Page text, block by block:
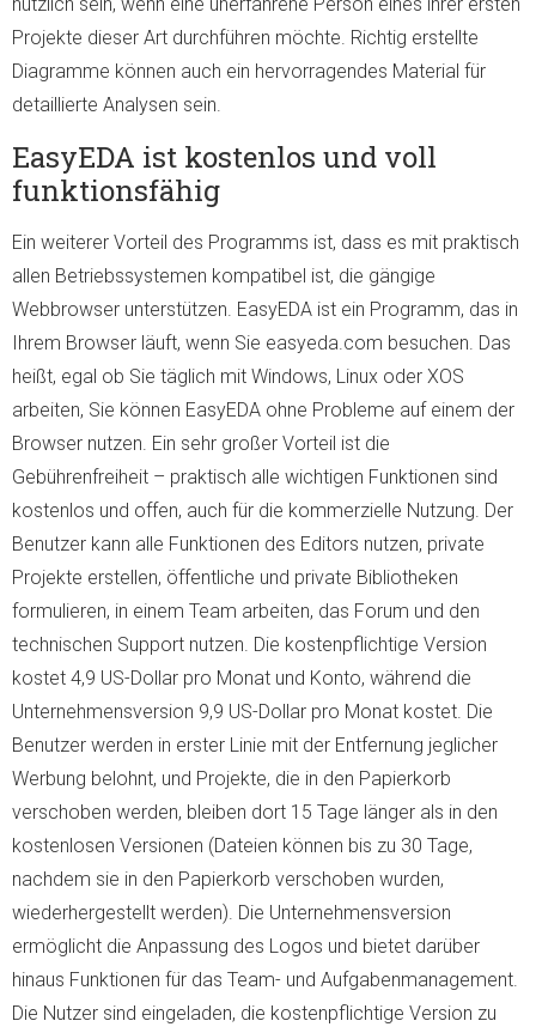
nützlich sein, wenn eine unerfahrene Person eines ihrer ersten
Projekte dieser Art durchführen möchte. Richtig erstellte
Diagramme können auch ein hervorragendes Material für
detaillierte Analysen sein.
EasyEDA ist kostenlos und voll
funktionsfähig
Ein weiterer Vorteil des Programms ist, dass es mit praktisch
allen Betriebssystemen kompatibel ist, die gängige
Webbrowser unterstützen. EasyEDA ist ein Programm, das in
Ihrem Browser läuft, wenn Sie easyeda.com besuchen. Das
heißt, egal ob Sie täglich mit Windows, Linux oder XOS
arbeiten, Sie können EasyEDA ohne Probleme auf einem der
Browser nutzen. Ein sehr großer Vorteil ist die
Gebührenfreiheit – praktisch alle wichtigen Funktionen sind
kostenlos und offen, auch für die kommerzielle Nutzung. Der
Benutzer kann alle Funktionen des Editors nutzen, private
Projekte erstellen, öffentliche und private Bibliotheken
formulieren, in einem Team arbeiten, das Forum und den
technischen Support nutzen. Die kostenpflichtige Version
kostet 4,9 US-Dollar pro Monat und Konto, während die
Unternehmensversion 9,9 US-Dollar pro Monat kostet. Die
Benutzer werden in erster Linie mit der Entfernung jeglicher
Werbung belohnt, und Projekte, die in den Papierkorb
verschoben werden, bleiben dort 15 Tage länger als in den
kostenlosen Versionen (Dateien können bis zu 30 Tage,
nachdem sie in den Papierkorb verschoben wurden,
wiederhergestellt werden). Die Unternehmensversion
ermöglicht die Anpassung des Logos und bietet darüber
hinaus Funktionen für das Team- und Aufgabenmanagement.
Die Nutzer sind eingeladen, die kostenpflichtige Version zu